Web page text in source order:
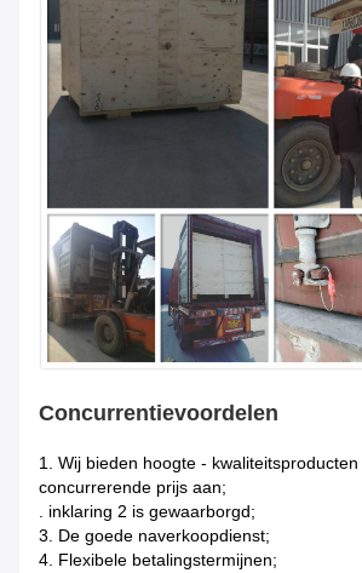
Concurrentievoordelen
1. Wij bieden hoogte - kwaliteitsproducten
concurrerende prijs aan;
. inklaring 2 is gewaarborgd;
3. De goede naverkoopdienst;
4. Flexibele betalingstermijnen;